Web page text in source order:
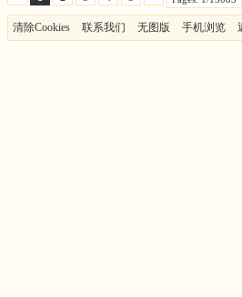
清除Cookies 联系我们 无图版 手机浏览